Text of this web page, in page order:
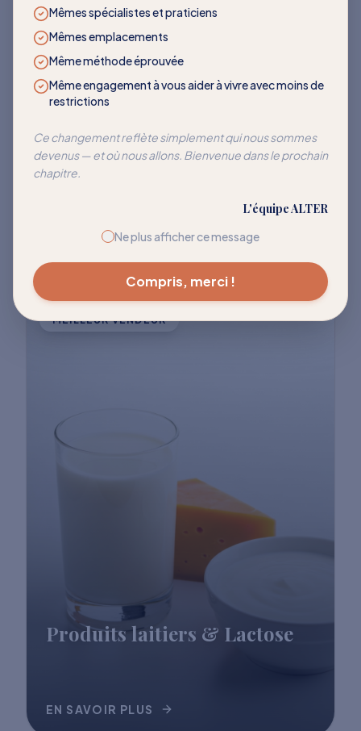
Mêmes spécialistes et praticiens
Mêmes emplacements
Même méthode éprouvée
Même engagement à vous aider à vivre avec moins de
restrictions
Ce changement reflète simplement qui nous sommes
devenus — et où nous allons. Bienvenue dans le prochain
chapitre.
L'équipe ALTER
Ne plus afficher ce message
Compris, merci !
LES PLUS DEMANDÉS
Des programmes qui
transforment
Rejoignez des milliers de clients qui ont
réussi à réentraîner leur corps pour cesser
de réagir à ces déclencheurs courants.
Explorer tous les programmes
MEILLEUR VENDEUR
Produits laitiers & Lactose
EN SAVOIR PLUS